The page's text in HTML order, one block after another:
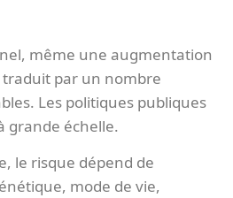
même une augmentation
par un nombre
Les politiques publiques
grande échelle.
le risque dépend de
mode de vie,